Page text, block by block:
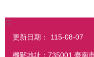
:::
更新日期： 115-08-07
機關地址：735001 臺南